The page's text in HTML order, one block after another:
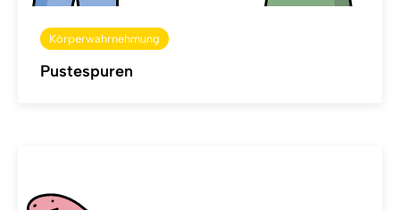
Körperwahrnehmung
Pustespuren